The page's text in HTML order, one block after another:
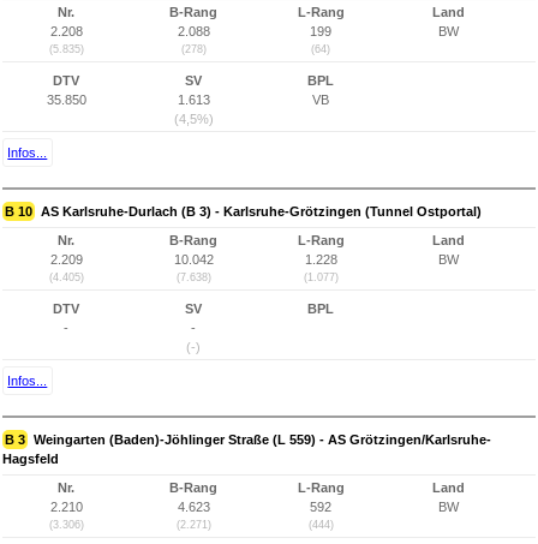
Nr.
2.208
(5.835)
B-Rang
2.088
(278)
L-Rang
199
(64)
Land
BW
DTV
35.850
SV
1.613
(4,5%)
BPL
VB
Infos...
B 10 AS Karlsruhe-Durlach (B 3) - Karlsruhe-Grötzingen (Tunnel Ostportal)
Nr.
2.209
(4.405)
B-Rang
10.042
(7.638)
L-Rang
1.228
(1.077)
Land
BW
DTV
-
SV
-
(-)
BPL
Infos...
B 3 Weingarten (Baden)-Jöhlinger Straße (L 559) - AS Grötzingen/Karlsruhe-
Hagsfeld
Nr.
2.210
(3.306)
B-Rang
4.623
(2.271)
L-Rang
592
(444)
Land
BW